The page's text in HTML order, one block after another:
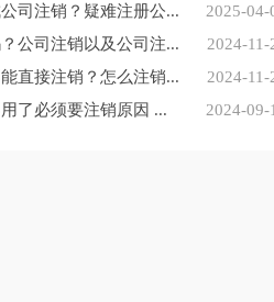
2025-04-
司注销？疑难注册公...
2024-11-
公司注销以及公司注...
2024-11-
直接注销？怎么注销...
2024-09-
了必须要注销原因 ...